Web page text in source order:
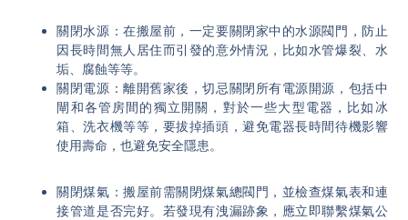
關閉水源：在搬屋前，一定要關閉家中的水源閥門，防止
因長時間無人居住而引發的意外情況，比如水管爆裂、水
垢、腐蝕等等。
關閉電源：離開舊家後，切忌關閉所有電源開源，包括中
閘和各管房間的獨立開關，對於一些大型電器，比如冰
箱、洗衣機等等，要拔掉插頭，避免電器長時間待機影響
使用壽命，也避免安全隱患。
關閉煤氣：搬屋前需關閉煤氣總閥門，並檢查煤氣表和連
接管道是否完好。若發現有洩漏跡象，應立即聯繫煤氣公